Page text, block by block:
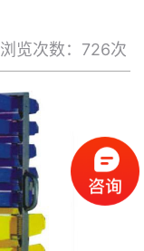
浏览次数：726次